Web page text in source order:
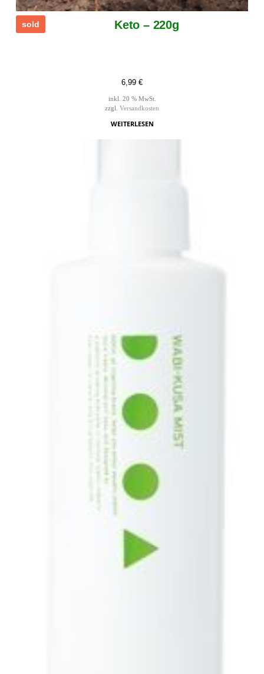
sold Keto – 220g
6,99 €
inkl. 20 % MwSt.
zzgl. Versandkosten
WEITERLESEN